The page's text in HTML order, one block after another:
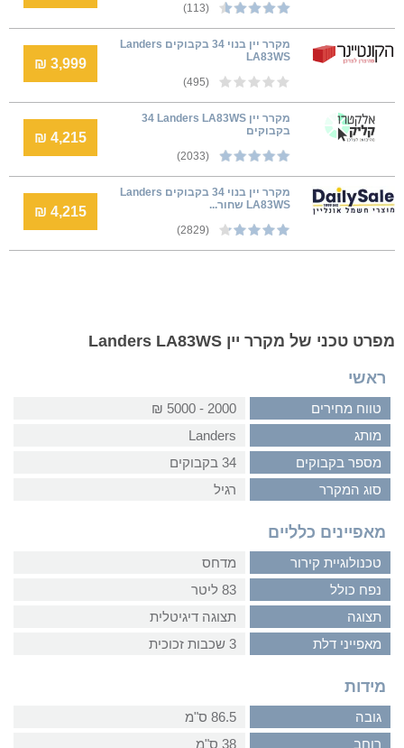
(113)
מקרר יין בנוי 34 בקבוקים Landers
LA83WS
(495)
3,999 ₪
מקרר יין Landers LA83WS ‏34
‏בקבוקים
(2033)
4,215 ₪
מקרר יין בנוי 34 בקבוקים Landers
LA83WS שחור...
(2829)
4,215 ₪
מפרט טכני של מקרר יין Landers LA83WS
ראשי
טווח מחירים
2000 - 5000 ₪
מותג
Landers
מספר בקבוקים
34 בקבוקים
סוג המקרר
רגיל
מאפיינים כלליים
טכנולוגיית קירור
מדחס
נפח כולל
83 ליטר
תצוגה
תצוגה דיגיטלית
מאפייני דלת
3 שכבות זכוכית
מידות
גובה
86.5 ס"מ
רוחב
38 ס"מ